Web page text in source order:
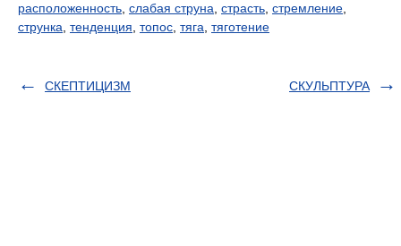
расположенность слабая струна страсть стремление
струнка тенденция топос тяга тяготение
СКЕПТИЦИЗМ СКУЛЬПТУРА